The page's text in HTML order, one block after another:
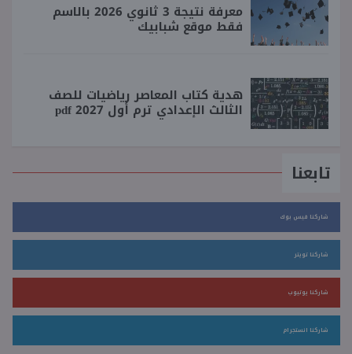
معرفة نتيجة 3 ثانوي 2026 بالاسم
فقط موقع شبابيك
هدية كتاب المعاصر رياضيات للصف
الثالث الإعدادي ترم أول 2027 pdf
تابعنا
شاركنا فيس بوك
شاركنا تويتر
شاركنا يوتيوب
شاركنا انستجرام